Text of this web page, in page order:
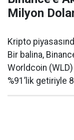
Milyon
Kripto
Bir balina,
Worldcoin (WLD)
%91’lik getiriyle